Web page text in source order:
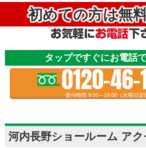
初めての方は無
タップですぐにお電話
0120-
受付時間 9:00～18:00（水曜日定
河内長野ショールーム ア